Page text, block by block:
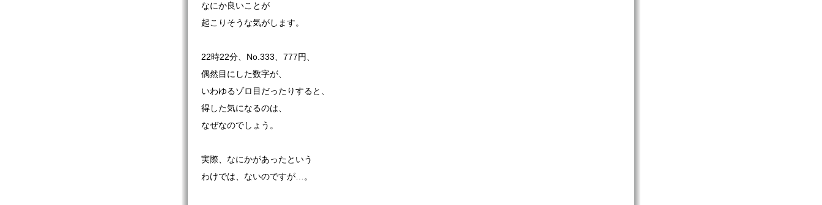
なにか良いことが
起こりそうな気がします。
22時22分、No.333、777円、
偶然目にした数字が、
いわゆるゾロ目だったりすると、
得した気になるのは、
なぜなのでしょう。
実際、なにかがあったという
わけでは、ないのですが…。